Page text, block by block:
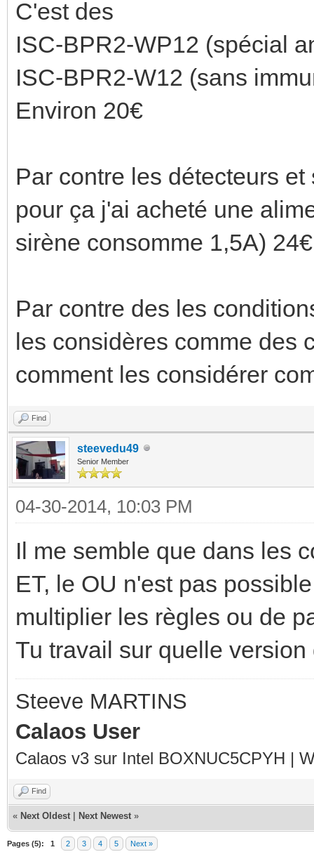
C'est des
ISC-BPR2-WP12 (spécial
ISC-BPR2-W12 (sans
Environ 20€
Par contre les détecteurs
pour ça j'ai acheté une
sirène consomme 1,5A)
Par contre des les
les considères comme des
comment les considérer
Find
steevedu49
Senior Member
04-30-2014, 10:03 PM
Il me semble que dans les
ET, le OU n'est pas
multiplier les règles ou de
Tu travail sur quelle
Steeve MARTINS
Calaos User
Calaos v3 sur Intel BOXNUC5CPYH |
Find
« Next Oldest Next Newest »
Pages (5): 1 2 3 4 5 Next »